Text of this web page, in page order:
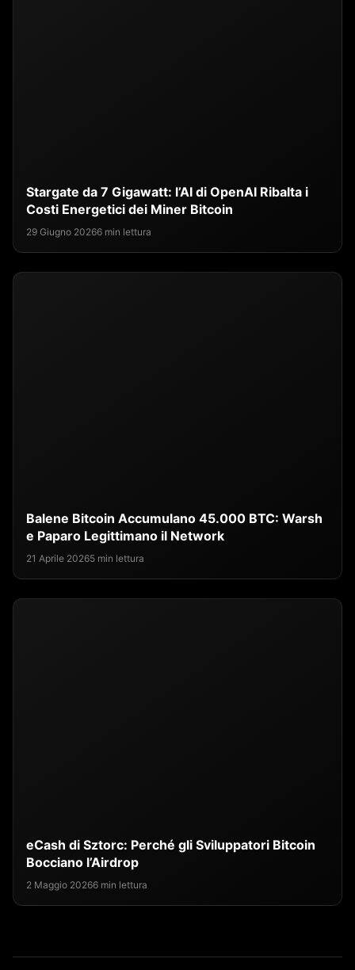
Stargate da 7 Gigawatt: l’AI di OpenAI Ribalta i
Costi Energetici dei Miner Bitcoin
29 Giugno 20266 min lettura
Balene Bitcoin Accumulano 45.000 BTC: Warsh
e Paparo Legittimano il Network
21 Aprile 20265 min lettura
eCash di Sztorc: Perché gli Sviluppatori Bitcoin
Bocciano l’Airdrop
2 Maggio 20266 min lettura